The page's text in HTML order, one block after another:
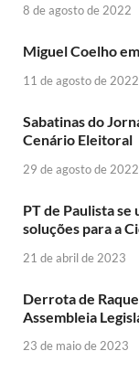
8 de agosto de 2022
Miguel Coelho
11 de agosto de 2022
Sabatinas do
Cenário Eleitoral
29 de agosto de 2022
PT de Paulista se
soluções para a
21 de abril de 2023
Derrota de
Assembleia
23 de maio de 2023